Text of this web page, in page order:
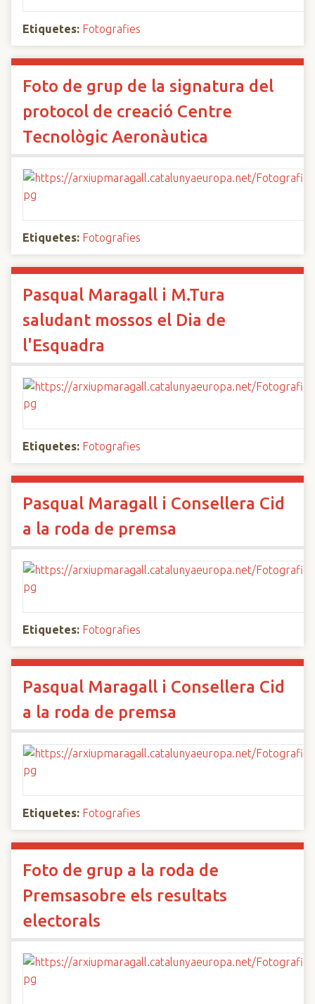
Etiquetes: Fotografies
Foto de grup de la signatura del
protocol de creació Centre
Tecnològic Aeronàutica
Etiquetes: Fotografies
Pasqual Maragall i M.Tura
saludant mossos el Dia de
l'Esquadra
Etiquetes: Fotografies
Pasqual Maragall i Consellera Cid
a la roda de premsa
Etiquetes: Fotografies
Pasqual Maragall i Consellera Cid
a la roda de premsa
Etiquetes: Fotografies
Foto de grup a la roda de
Premsasobre els resultats
electorals